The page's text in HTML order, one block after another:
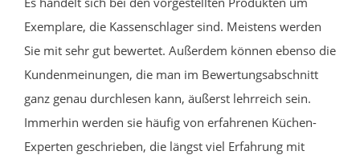
Exemplare, die Kassenschlager sind. Meistens werden
Sie mit sehr gut bewertet. Außerdem können ebenso die
Kundenmeinungen, die man im Bewertungsabschnitt
ganz genau durchlesen kann, äußerst lehrreich sein.
Immerhin werden sie häufig von erfahrenen Küchen-
Experten geschrieben, die längst viel Erfahrung mit